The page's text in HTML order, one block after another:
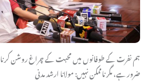
ہم نفرت کے طوفانوں میں محبت کے چراغ روشن کرنا
ضرور ہے، مگر ناممکن نہیں: مولانا ارشد مدنی